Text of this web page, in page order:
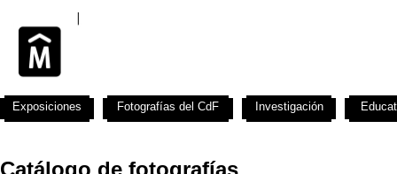
Catálogo de fotografías
Exposiciones Fotografías del CdF Investigación